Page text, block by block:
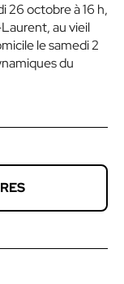
26 octobre à 16 h,
au vieil
le samedi 2
du